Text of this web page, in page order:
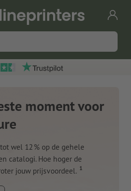
moment voor
wel 12 % op de gehele
catalogi. Hoe hoger de
jouw prijsvoordeel. 1